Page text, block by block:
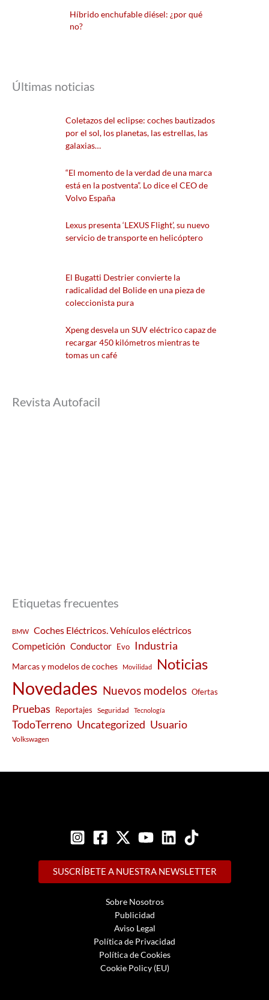
Híbrido enchufable diésel: ¿por qué
no?
Últimas noticias
Coletazos del eclipse: coches bautizados
por el sol, los planetas, las estrellas, las
galaxias…
“El momento de la verdad de una marca
está en la postventa”. Lo dice el CEO de
Volvo España
Lexus presenta ‘LEXUS Flight’, su nuevo
servicio de transporte en helicóptero
El Bugatti Destrier convierte la
radicalidad del Bolide en una pieza de
coleccionista pura
Xpeng desvela un SUV eléctrico capaz de
recargar 450 kilómetros mientras te
tomas un café
Revista Autofacil
Etiquetas frecuentes
BMW
Coches Eléctricos. Vehículos eléctricos
Competición Conductor Evo Industria
Marcas y modelos de coches Movilidad Noticias
Novedades Nuevos modelos Ofertas
Pruebas Reportajes Seguridad Tecnología
TodoTerreno Uncategorized Usuario
Volkswagen
SUSCRÍBETE A NUESTRA NEWSLETTER
Sobre Nosotros
Publicidad
Aviso Legal
Política de Privacidad
Política de Cookies
Cookie Policy (EU)